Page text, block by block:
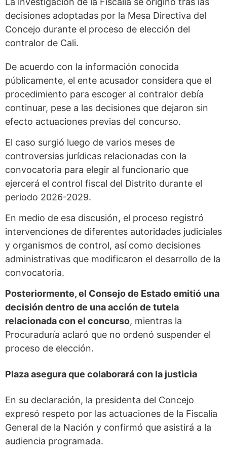
decisiones adoptadas por la Mesa Directiva del
Concejo durante el proceso de elección del
contralor de Cali.
De acuerdo con la información conocida
públicamente, el ente acusador considera que el
procedimiento para escoger al contralor debía
continuar, pese a las decisiones que dejaron sin
efecto actuaciones previas del concurso.
El caso surgió luego de varios meses de
controversias jurídicas relacionadas con la
convocatoria para elegir al funcionario que
ejercerá el control fiscal del Distrito durante el
periodo 2026-2029.
En medio de esa discusión, el proceso registró
intervenciones de diferentes autoridades judiciales
y organismos de control, así como decisiones
administrativas que modificaron el desarrollo de la
convocatoria.
Posteriormente, el Consejo de Estado emitió una
decisión dentro de una acción de tutela
relacionada con el concurso, mientras la
Procuraduría aclaró que no ordenó suspender el
proceso de elección.
Plaza asegura que colaborará con la justicia
En su declaración, la presidenta del Concejo
expresó respeto por las actuaciones de la Fiscalía
General de la Nación y confirmó que asistirá a la
audiencia programada.